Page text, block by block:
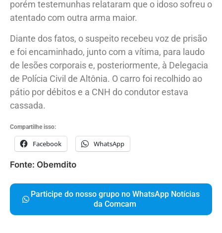
porém testemunhas relataram que o idoso sofreu o
atentado com outra arma maior.
Diante dos fatos, o suspeito recebeu voz de prisão
e foi encaminhado, junto com a vítima, para laudo
de lesões corporais e, posteriormente, à Delegacia
de Polícia Civil de Altônia. O carro foi recolhido ao
pátio por débitos e a CNH do condutor estava
cassada.
Compartilhe isso:
Facebook WhatsApp
Fonte: Obemdito
Participe do nosso grupo no WhatsApp Notícias
da Comcam